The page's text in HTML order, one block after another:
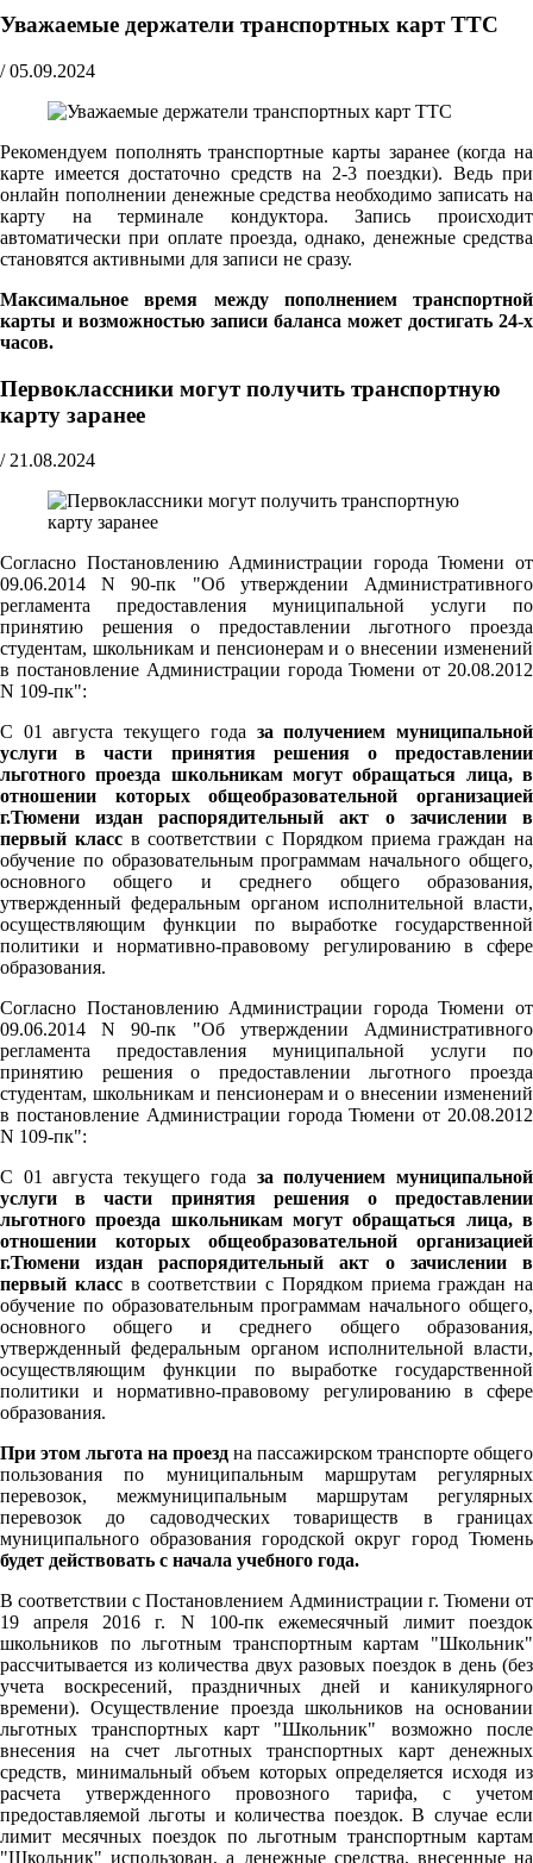
Уважаемые держатели транспортных карт ТТС
/ 05.09.2024
Рекомендуем пополнять транспортные карты заранее (когда на
карте имеется достаточно средств на 2-3 поездки). Ведь при
онлайн пополнении денежные средства необходимо записать на
карту на терминале кондуктора. Запись происходит
автоматически при оплате проезда, однако, денежные средства
становятся активными для записи не сразу.
Максимальное время между пополнением транспортной
карты и возможностью записи баланса может достигать 24-х
часов.
Первоклассники могут получить транспортную
карту заранее
/ 21.08.2024
Согласно Постановлению Администрации города Тюмени от
09.06.2014 N 90-пк "Об утверждении Административного
регламента предоставления муниципальной услуги по
принятию решения о предоставлении льготного проезда
студентам, школьникам и пенсионерам и о внесении изменений
в постановление Администрации города Тюмени от 20.08.2012
N 109-пк":
С 01 августа текущего года за получением муниципальной
услуги в части принятия решения о предоставлении
льготного проезда школьникам могут обращаться лица, в
отношении которых общеобразовательной организацией
г.Тюмени издан распорядительный акт о зачислении в
первый классв соответствии с Порядком приема граждан на
обучение по образовательным программам начального общего,
основного общего и среднего общего образования,
утвержденный федеральным органом исполнительной власти,
осуществляющим функции по выработке государственной
политики и нормативно-правовому регулированию в сфере
образования.
Согласно Постановлению Администрации города Тюмени от
09.06.2014 N 90-пк "Об утверждении Административного
регламента предоставления муниципальной услуги по
принятию решения о предоставлении льготного проезда
студентам, школьникам и пенсионерам и о внесении изменений
в постановление Администрации города Тюмени от 20.08.2012
N 109-пк":
С 01 августа текущего года за получением муниципальной
услуги в части принятия решения о предоставлении
льготного проезда школьникам могут обращаться лица, в
отношении которых общеобразовательной организацией
г.Тюмени издан распорядительный акт о зачислении в
первый классв соответствии с Порядком приема граждан на
обучение по образовательным программам начального общего,
основного общего и среднего общего образования,
утвержденный федеральным органом исполнительной власти,
осуществляющим функции по выработке государственной
политики и нормативно-правовому регулированию в сфере
образования.
При этом льгота на проезд на пассажирском транспорте общего
пользования по муниципальным маршрутам регулярных
перевозок, межмуниципальным маршрутам регулярных
перевозок до садоводческих товариществ в границах
муниципального образования городской округ город Тюмень
будет действовать с начала учебного года.
В соответствии с Постановлением Администрации г. Тюмени от
19 апреля 2016 г. N 100-пк ежемесячный лимит поездок
школьников по льготным транспортным картам "Школьник"
рассчитывается из количества двух разовых поездок в день (без
учета воскресений, праздничных дней и каникулярного
времени). Осуществление проезда школьников на основании
льготных транспортных карт "Школьник" возможно после
внесения на счет льготных транспортных карт денежных
средств, минимальный объем которых определяется исходя из
расчета утвержденного провозного тарифа, с учетом
предоставляемой льготы и количества поездок. В случае если
лимит месячных поездок по льготным транспортным картам
"Школьник" использован, а денежные средства, внесенные на